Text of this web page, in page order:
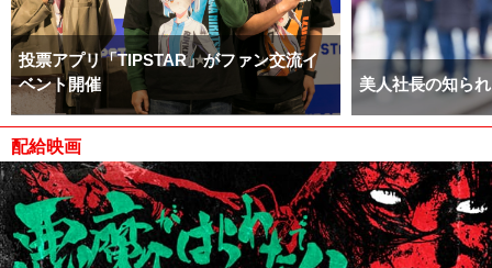
投票アプリ「TIPSTAR」がファン交流イ
ベント開催
美人社長の知ら
配給映画